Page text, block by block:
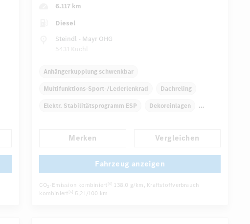
6.117 km
Diesel
Steindl - Mayr OHG
5431 Kuchl
Anhängerkupplung schwenkbar
Multifunktions-Sport-/Lederlenkrad Dachreling
Elektr. Stabilitätsprogramm ESP Dekoreinlagen
Navigationssystem Multi-Funktions-Display
Regensensor ...
Merken Vergleichen
Fahrzeug anzeigen
CO2-Emission kombiniert [6] 138,0 g/km, Kraftstoffverbrauch
kombiniert
[6] 5,2 l/100 km